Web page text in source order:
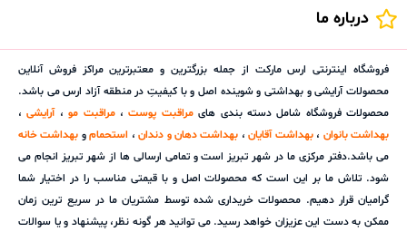
درباره ما
فروشگاه اینترنتی ارس مارکت از جمله بزرگترین و معتبرترین مراکز فروش آنلاین
محصولات آرایشی و بهداشتی و شوینده اصل و با کیفیتِ در منطقه آزاد ارس می باشد.
محصولات فروشگاه شامل دسته بندی هایمراقبت پوست،مراقبت مو،آرایشی،
بهداشت بانوان ،بهداشت آقایان، بهداشت دهان و دندان، استحمامو بهداشت خانه
می باشد.دفتر مرکزی ما در شهر تبریز است و تمامی ارسالی ها از شهر تبریز انجام می
شود. تلاش ما بر این است که محصولات اصل و با قیمتی مناسب را در اختیار شما
گرامیان قرار دهیم. محصولات خریداری شده توسط مشتریان ما در سریع ترین زمان
ممکن به دست این عزیزان خواهد رسید. می توانید هر گونه نظر، پیشنهاد و یا سوالات